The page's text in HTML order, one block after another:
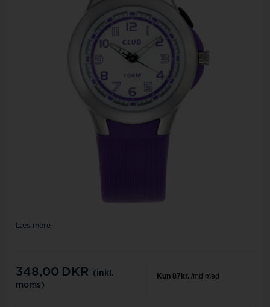
Læs mere
348,00 DKR
(inkl.
moms)